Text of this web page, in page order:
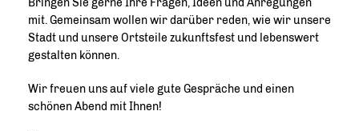
Bringen Sie gerne Ihre Fragen, Ideen und Anregungen
mit. Gemeinsam wollen wir darüber reden, wie wir unsere
Stadt und unsere Ortsteile zukunftsfest und lebenswert
gestalten können.
Wir freuen uns auf viele gute Gespräche und einen
schönen Abend mit Ihnen!